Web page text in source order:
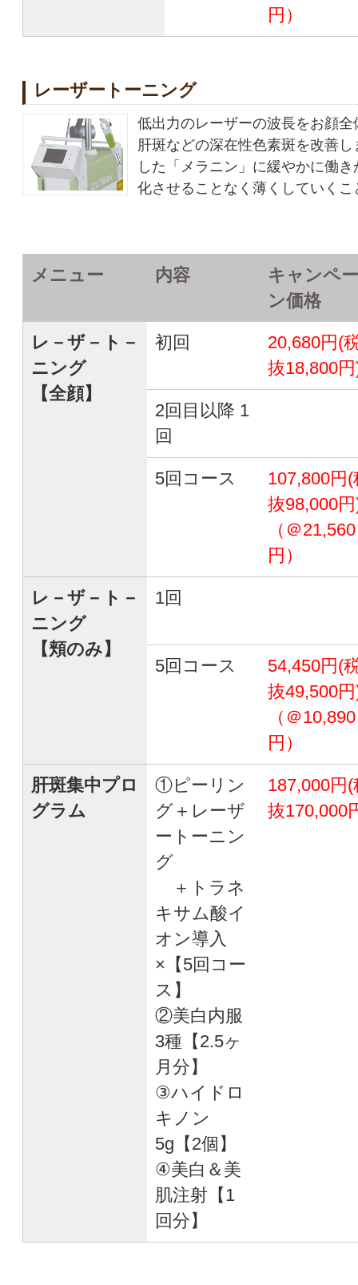
円）
レーザートーニング
低出力のレーザーの波長をお顔
肝斑などの深在性色素斑を改善
した「メラニン」に緩やかに働
化させることなく薄くしていく
メニュー 内容
キャンペー
ン価格
レ－ザ－ト－
ニング
【全顔】
初回
20,680円(
抜18,800
2回目以降 1
回
5回コース
107,800円(
抜98,000
（＠21,560
円）
レ－ザ－ト－
ニング
【頬のみ】
1回
5回コース
54,450円(
抜49,500
（＠10,890
円）
肝斑集中プロ
グラム
①ピーリン
グ＋レーザ
ートーニン
グ
＋トラネ
キサム酸イ
オン導入
×【5回コー
ス】
②美白内服
3種【2.5ヶ
月分】
③ハイドロ
キノン
5g【2個】
④美白＆美
肌注射【1
回分】
187,000円(
抜170,000